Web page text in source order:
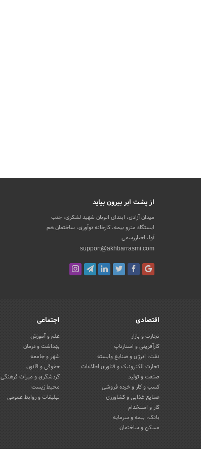
از پشت ابر بیرون بیاید
میدان آزادی، ابتدای اتوبان شهید لشکری، جنب
ایستگاه مترو بیمه، کارخانه نوآوری، ساختمان هم
آوا، اخباررسمی
support@akhbarrasmi.com
اقتصادی
تجارت و بازار
کارآفرینی و استارتاپ
نفت، انرژی و صنایع وابسته
تجارت الکترونیک و فناوری اطلاعات
صنعت و تولید
کسب و کار و خرده فروشی
صنایع غذایی و کشاورزی
کار و استخدام
بانک، بیمه و سرمایه
مسکن و ساختمان
اجتماعی
علم و آموزش
بهداشت و درمان
شهر و جامعه
حقوقی و قانون
گردشگری و میراث فرهنگی
محیط زیست
تبلیغات و روابط عمومی